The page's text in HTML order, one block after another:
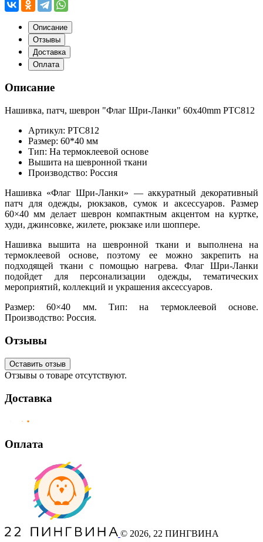
Описание
Отзывы
Доставка
Оплата
Описание
Нашивка, патч, шеврон "Флаг Шри-Ланки" 60x40mm PTC812
Артикул: PTC812
Размер: 60*40 мм
Тип: На термоклеевой основе
Вышита на шевронной ткани
Производство: Россия
Нашивка «Флаг Шри-Ланки» — аккуратный декоративный
патч для одежды, рюкзаков, сумок и аксессуаров. Размер
60×40 мм делает шеврон компактным акцентом на куртке,
худи, джинсовке, жилете, рюкзаке или шоппере.
Нашивка вышита на шевронной ткани и выполнена на
термоклеевой основе, поэтому ее можно закрепить на
подходящей ткани с помощью нагрева. Флаг Шри-Ланки
подойдет для персонализации одежды, тематических
мероприятий, коллекций и украшения аксессуаров.
Размер: 60×40 мм. Тип: на термоклеевой основе.
Производство: Россия.
Отзывы
Оставить отзыв
Отзывы о товаре отсутствуют.
Доставка
Оплата
© 2026, 22 ПИНГВИНА